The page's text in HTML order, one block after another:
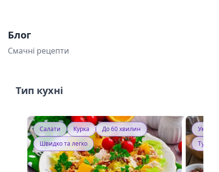
Блог
Смачні рецепти
Тип кухні
Салати Курка
До 60 хвилин
Швидко та легко